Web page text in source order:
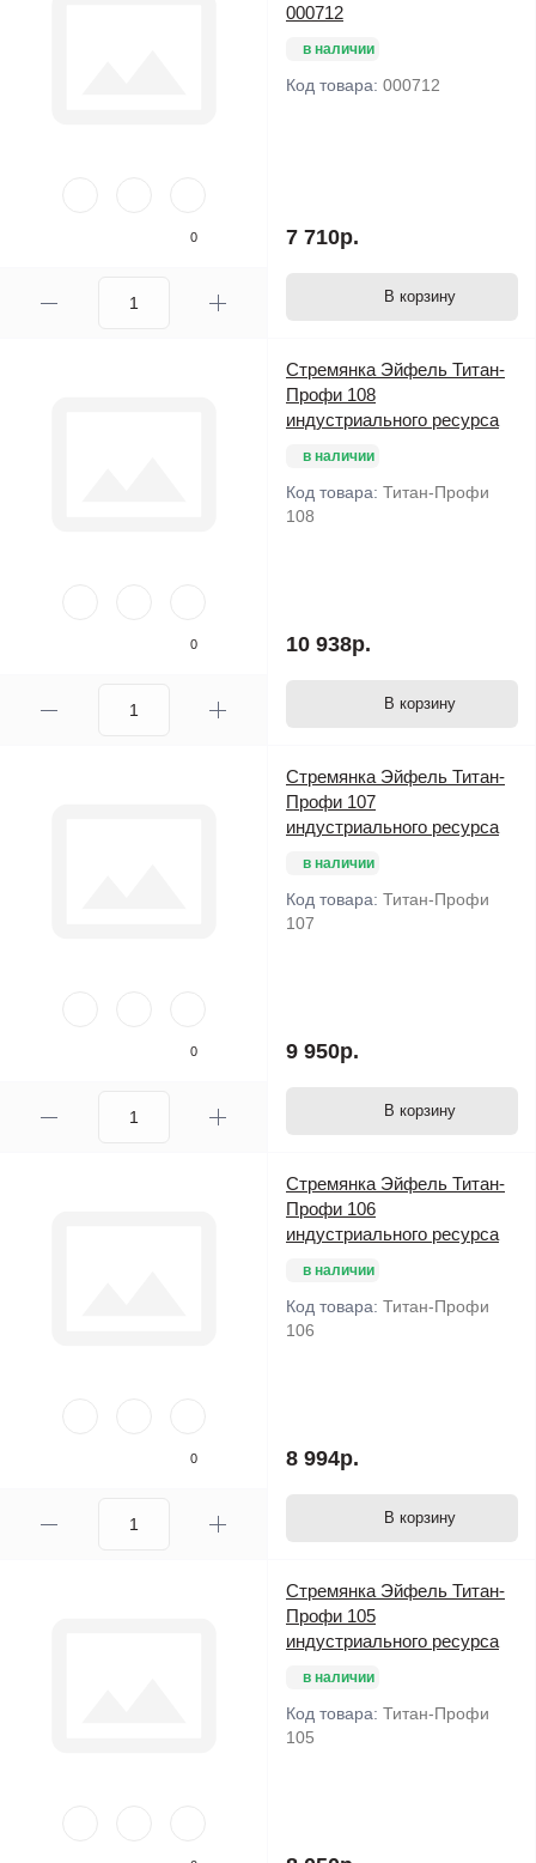
0
000712
в наличии
Код товара: 000712
7 710р.
В корзину
0
Стремянка Эйфель Титан-
Профи 108
индустриального ресурса
в наличии
Код товара: Титан-Профи
108
10 938р.
В корзину
0
Стремянка Эйфель Титан-
Профи 107
индустриального ресурса
в наличии
Код товара: Титан-Профи
107
9 950р.
В корзину
0
Стремянка Эйфель Титан-
Профи 106
индустриального ресурса
в наличии
Код товара: Титан-Профи
106
8 994р.
В корзину
Стремянка Эйфель Титан-
Профи 105
индустриального ресурса
в наличии
Код товара: Титан-Профи
105